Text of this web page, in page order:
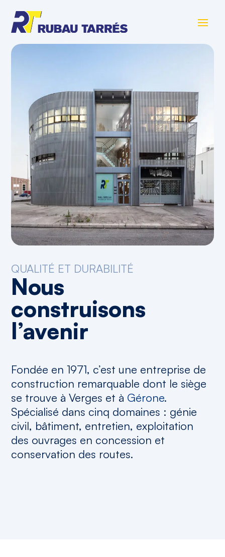
QUALITÉ ET DURABILITÉ
Nous
construisons
l’avenir
Fondée en 1971, c’est une entreprise de
construction remarquable dont le siège
se trouve à Verges et à Gérone.
Spécialisé dans cinq domaines : génie
civil, bâtiment, entretien, exploitation
des ouvrages en concession et
conservation des routes.